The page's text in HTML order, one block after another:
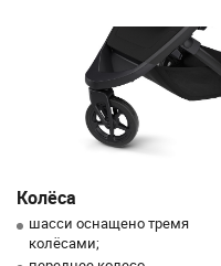
Колёса
шасси оснащено тремя
колёсами;